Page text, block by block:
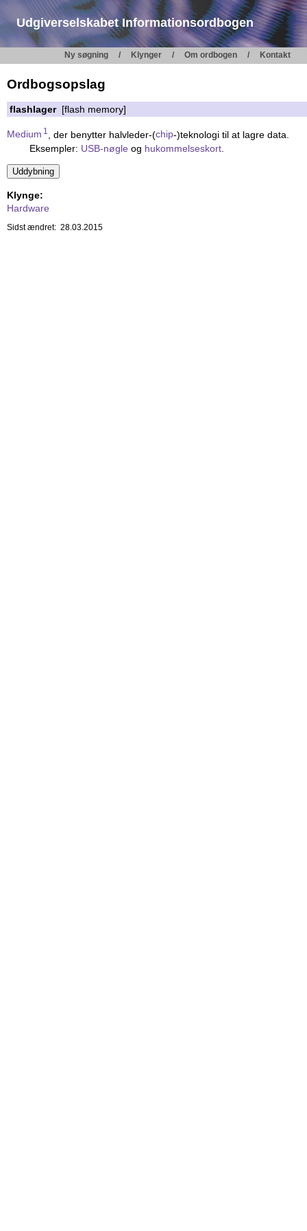
Udgiverselskabet Informationsordbogen
Ny søgning Klynger Om ordbogen Kontakt
Ordbogsopslag
flashlager[flash memory]
Medium 1 , der benytter halvleder-(chip-)teknologi til at lagre data.
Eksempler: USB-nøgle og hukommelseskort.
Klynge:
Hardware
Sidst ændret: 28.03.2015